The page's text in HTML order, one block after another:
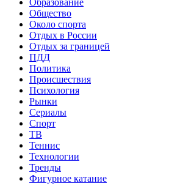
Общество
Около спорта
Отдых в России
Отдых за границей
ПДД
Политика
Происшествия
Психология
Рынки
Сериалы
Спорт
ТВ
Теннис
Технологии
Тренды
Фигурное катание